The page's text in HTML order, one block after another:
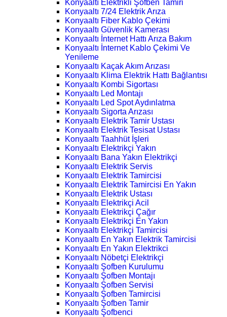
Konyaaltı Elektrikli Şofben Tamiri
Konyaaltı 7/24 Elektrik Arıza
Konyaaltı Fiber Kablo Çekimi
Konyaaltı Güvenlik Kamerası
Konyaaltı İnternet Hattı Arıza Bakım
Konyaaltı İnternet Kablo Çekimi Ve
Yenileme
Konyaaltı Kaçak Akım Arızası
Konyaaltı Klima Elektrik Hattı Bağlantısı
Konyaaltı Kombi Sigortası
Konyaaltı Led Montajı
Konyaaltı Led Spot Aydınlatma
Konyaaltı Sigorta Arızası
Konyaaltı Elektrik Tamir Ustası
Konyaaltı Elektrik Tesisat Ustası
Konyaaltı Taahhüt İşleri
Konyaaltı Elektrikçi Yakın
Konyaaltı Bana Yakın Elektrikçi
Konyaaltı Elektrik Servis
Konyaaltı Elektrik Tamircisi
Konyaaltı Elektrik Tamircisi En Yakın
Konyaaltı Elektrik Ustası
Konyaaltı Elektrikçi Acil
Konyaaltı Elektrikçi Çağır
Konyaaltı Elektrikçi En Yakın
Konyaaltı Elektrikçi Tamircisi
Konyaaltı En Yakın Elektrik Tamircisi
Konyaaltı En Yakın Elektrikci
Konyaaltı Nöbetçi Elektrikçi
Konyaaltı Şofben Kurulumu
Konyaaltı Şofben Montajı
Konyaaltı Şofben Servisi
Konyaaltı Şofben Tamircisi
Konyaaltı Şofben Tamir
Konyaaltı Şofbenci